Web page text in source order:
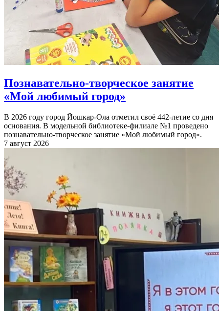
Познавательно-творческое занятие
«Мой любимый город»
В 2026 году город Йошкар-Ола отметил своё 442-летие со дня
основания. В модельной библиотеке-филиале №1 проведено
познавательно-творческое занятие «Мой любимый город».
7 август 2026